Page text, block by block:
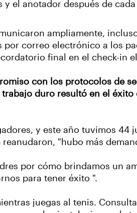
el anotador después de
ampliamente,
correo electrónico a los
final en el check-in
con los protocolos de
duro resultó en el
y este año tuvimos 44
"hubo más
por cómo brindamos un
para tener éxito ".
juegas al tenis.